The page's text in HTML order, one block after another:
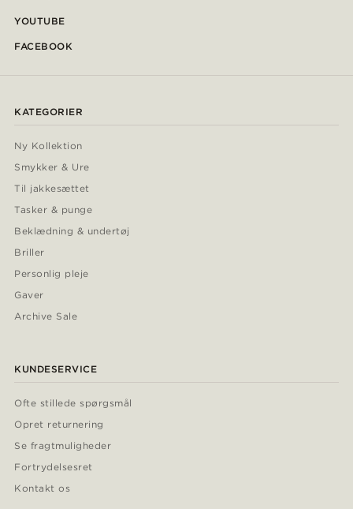
YOUTUBE
FACEBOOK
KATEGORIER
Ny Kollektion
Smykker & Ure
Til jakkesættet
Tasker & punge
Beklædning & undertøj
Briller
Personlig pleje
Gaver
Archive Sale
KUNDESERVICE
Ofte stillede spørgsmål
Opret returnering
Se fragtmuligheder
Fortrydelsesret
Kontakt os